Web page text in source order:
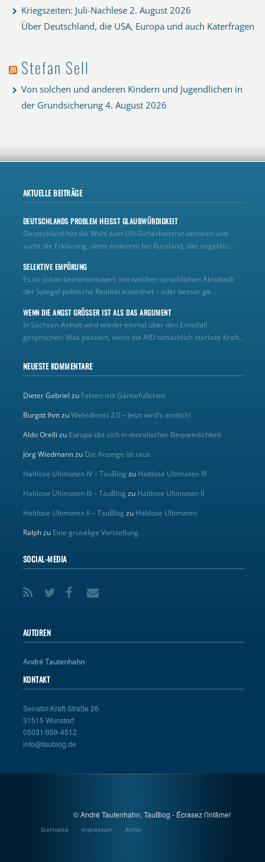
Kriegszeiten: Juli-Nachlese 2. August 2026
Über Deutschland, die USA, Europa und auch Katerfragen
Stefan Sell
Von solchen und anderen Kindern und Jugendlichen in
der Grundsicherung 4. August 2026
AKTUELLE BEITRÄGE
DEUTSCHLANDS PROBLEM HEISST GLAUBWÜRDIGKEIT
Deutschland hat die Wahl zum UN‑Sicherheitsrat verloren und
sucht die Erklärung, unter anderem bei Russland, das angeblic...
SELEKTIVE EMPÖRUNG
Es ist schon bemerkenswert, mit welcher sprachlichen Akrobatik
der Spiegel politische Realität einordnet – oder besser ge...
WENN DIE ANGST GRÖSSER IST ALS DAS ARGUMENT
In Sachsen-Anhalt wird wieder einmal über den Ernstfall
gesprochen: Was passiert, wenn die AfD tatsächlich stärkste Kraft...
NEUESTE KOMMENTARE
Dieter Gabriel zu Fakten mit Gänsefüßchen
Burgitt IhmzuWehrdienst 2.0 – Jetzt wird’s amtlich!
Aldo Orelli zu Europa übt sich in moralischer Bequemlichkeit
Jörg Wiedmannzu Die Anzeige ist raus
Haltlose Ultimaten IV – TauBlog zu Haltlose Ultimaten III
Haltlose Ultimaten III – TauBlog zu Haltlose Ultimaten II
Haltlose Ultimaten II – TauBlog zu Haltlose Ultimaten
Ralphzu Eine gruselige Vorstellung
SOCIAL-MEDIA
AUTOREN
André Tautenhahn
KONTAKT
Senator-Kraft-Straße 26
31515 Wunstorf
05031/959-4512
info@taublog.de
© André Tautenhahn, TauBlog - Écrasez l'infâme!
Startseite Impressum Archiv